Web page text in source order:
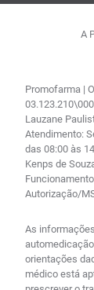
A
Promofarma |
Lauzane
Atendimento:
das 08:00 às
Kenps de
Autorização/
As
orientações
médico está